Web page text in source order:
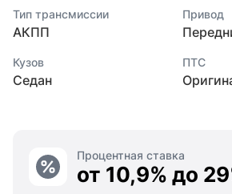
Тип трансмиссии
АКПП
Привод
Кузов
Седан
ПТС
Процентная ставка
от 10,9% до